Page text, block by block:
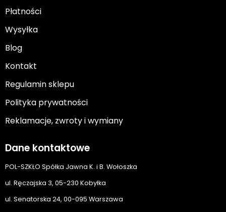
Płatności
Wysyłka
Blog
Kontakt
Regulamin sklepu
Polityka prywatności
Reklamacje, zwroty i wymiany
Dane kontaktowe
POL-SZKŁO Spółka Jawna K. i B. Wołoszka
ul. Ręczajska 3, 05-230 Kobyłka
ul. Senatorska 24, 00-095 Warszawa